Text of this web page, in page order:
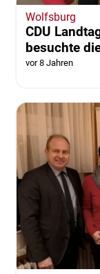
Wolfsburg
CDU
besuchte
vor 8 Jahren